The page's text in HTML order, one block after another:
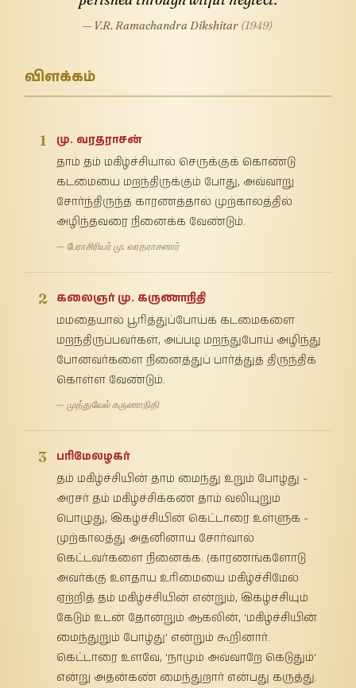
— V.R. Ramachandra Dikshitar (1949)
விளக்கம்
1
மு. வரதராசன்
தாம் தம் மகிழ்ச்சியால் செருக்குக் கொண்டு
கடமையை மறந்திருக்கும் போது, அவ்வாறு
சோர்ந்திருந்த காரணத்தால் முற்காலத்தில்
அழிந்தவரை நினைக்க வேண்டும்.
— பேராசிரியர் மு. வரதராசனார்
2
கலைஞர் மு. கருணாநிதி
மமதையால் பூரித்துப்போய்க் கடமைகளை
மறந்திருப்பவர்கள், அப்படி மறந்துபோய் அழிந்து
போனவர்களை நினைத்துப் பார்த்துத் திருந்திக்
கொள்ள வேண்டும்.
— முத்துவேல் கருணாநிதி
3
பரிமேலழகர்
தம் மகிழ்ச்சியின் தாம் மைந்து உறும் போழ்து -
அரசர் தம் மகிழ்ச்சிக்கண் தாம் வலியுறும்
பொழுது, இகழ்ச்சியின் கெட்டாரை உள்ளுக -
முற்காலத்து அதனினாய சோர்வால்
கெட்டவர்களை நினைக்க. (காரணங்களோடு
அவர்க்கு உளதாய உரிமையை மகிழ்ச்சிமேல்
ஏற்றித் தம் மகிழ்ச்சியின் என்றும், இகழ்ச்சியும்
கேடும் உடன் தோன்றும் ஆகலின், 'மகிழ்ச்சியின்
மைந்துறும் போழ்து' என்றும் கூறினார்.
கெட்டாரை உளவே, 'நாமும் அவ்வாறே கெடுதும்'
என்று அதன்கண் மைந்துறார் என்பது கருத்து.